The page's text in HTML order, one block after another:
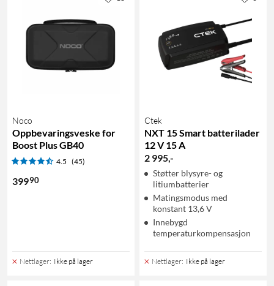
Noco
Oppbevaringsveske for
Boost Plus GB40
4.5 (45)
39990
Nettlager: Ikke på lager
Ctek
NXT 15 Smart batterilader
12 V 15 A
2 995,-
Støtter blysyre- og
litiumbatterier
Matingsmodus med
konstant 13,6 V
Innebygd
temperaturkompensasjon
Nettlager: Ikke på lager